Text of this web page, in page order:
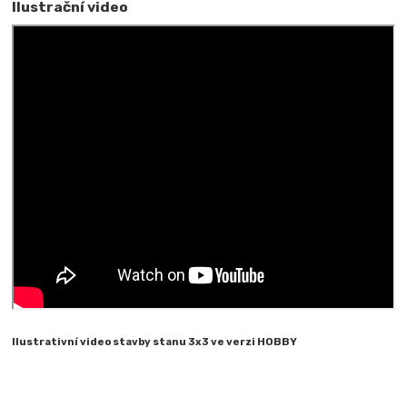
Ilustrační video
Ilustrativní video stavby stanu 3x3 ve verzi HOBBY